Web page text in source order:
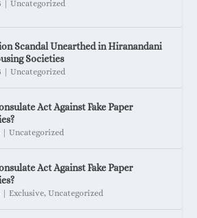
|Uncategorized
Scandal Unearthed in Hiranandani
Societies
|Uncategorized
Act Against Fake Paper
|Uncategorized
Act Against Fake Paper
|Exclusive,Uncategorized